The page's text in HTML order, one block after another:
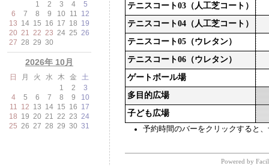
予約時間のバーをクリックすると
テニスコート03（人工芝コート）
テニスコート04（人工芝コート）
テニスコート05（ウレタン）
テニスコート06（ウレタン）
ゲートボール場
多目的広場
子ども広場
Powered by
1
2 3 4
5
6
7 8 9 10 11 12
13 14 15 16 17 18 19
20 21 22 23 24 25 26
27 28 29 30
2026年 10月
日 月 火 水 木 金
土
1
2
3
4
5 6 7 8 9
10
11 12 13 14 15 16 17
18 19 20 21 22 23 24
25 26 27 28 29 30 31